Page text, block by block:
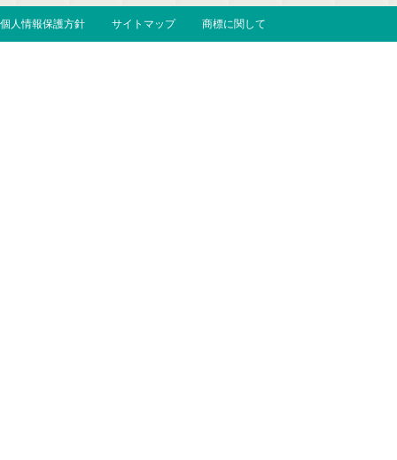
個人情報保護方針 サイトマップ 商標に関して